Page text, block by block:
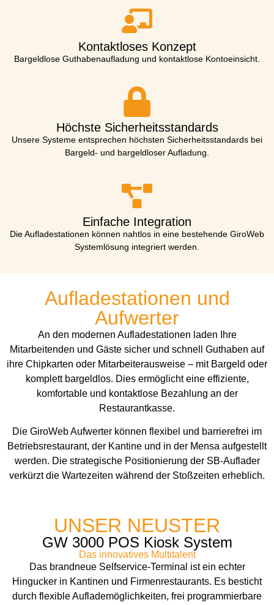
Kontaktloses Konzept
Bargeldlose Guthabenaufladung und kontaktlose Kontoeinsicht.
Höchste Sicherheitsstandards
Unsere Systeme entsprechen höchsten Sicherheitsstandards bei
Bargeld- und bargeldloser Aufladung.
Einfache Integration
Die Aufladestationen können nahtlos in eine bestehende GiroWeb
Systemlösung integriert werden.
Aufladestationen und
Aufwerter
An den modernen Aufladestationen laden Ihre
Mitarbeitenden und Gäste sicher und schnell Guthaben auf
ihre Chipkarten oder Mitarbeiterausweise – mit Bargeld oder
komplett bargeldlos. Dies ermöglicht eine effiziente,
komfortable und kontaktlose Bezahlung an der
Restaurantkasse.
Die GiroWeb Aufwerter können flexibel und barrierefrei im
Betriebsrestaurant, der Kantine und in der Mensa aufgestellt
werden. Die strategische Positionierung der SB-Auflader
verkürzt die Wartezeiten während der Stoßzeiten erheblich.
UNSER NEUSTER
GW 3000 POS Kiosk System
Das innovatives Multitalent
Das brandneue Selfservice-Terminal ist ein echter
Hingucker in Kantinen und Firmenrestaurants. Es besticht
durch flexible Auflademöglichkeiten, frei programmierbare